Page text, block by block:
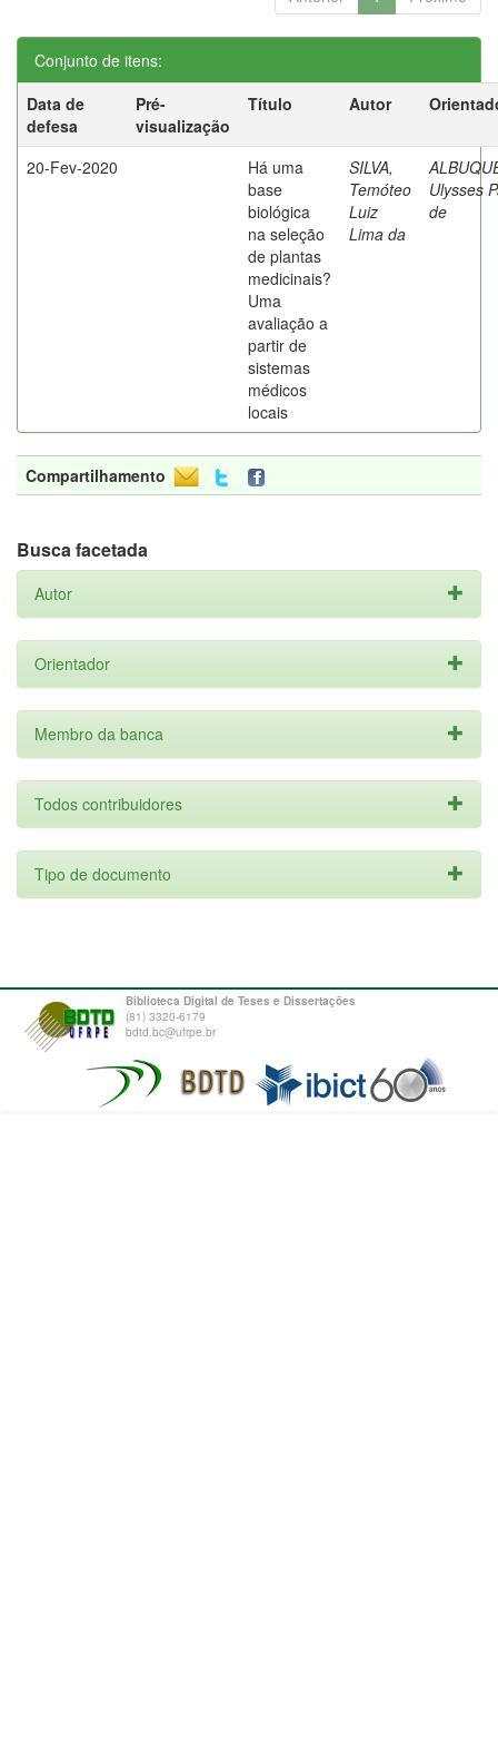
Conjunto de itens:
Data de
defesa
Pré-
visualização
Título Autor
20-Fev-2020
Há uma
base
biológica
na seleção
de plantas
medicinais?
Uma
avaliação a
partir de
sistemas
médicos
locais
SILVA,
Temóteo
Luiz
Lima da
Ulysses
de
Compartilhamento
Busca facetada
Autor
Orientador
Membro da banca
Todos contribuidores
Tipo de documento
Biblioteca Digital de Teses e Dissertações
(81) 3320-6179
bdtd.bc@ufrpe.br